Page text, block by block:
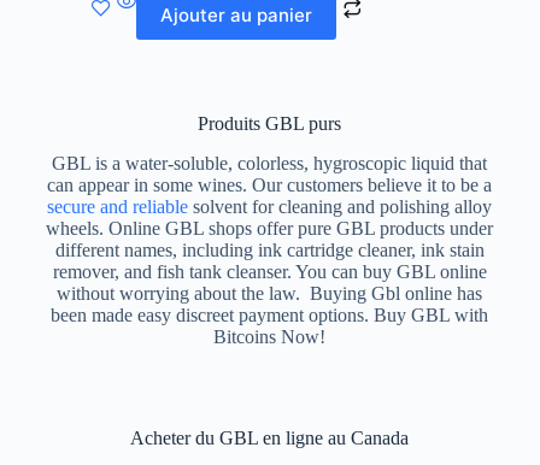
Ajouter au panier
Produits GBL purs
GBL is a water-soluble, colorless, hygroscopic liquid that
can appear in some wines. Our customers believe it to be a
secure and reliable solvent for cleaning and polishing alloy
wheels. Online GBL shops offer pure GBL products under
different names, including ink cartridge cleaner, ink stain
remover, and fish tank cleanser. You can buy GBL online
without worrying about the law. Buying Gbl online has
been made easy discreet payment options. Buy GBL with
Bitcoins Now!
Acheter du GBL en ligne au Canada